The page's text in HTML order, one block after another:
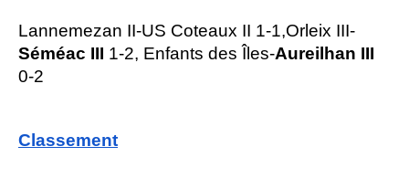
Lannemezan II-US Coteaux II 1-1,Orleix III-
Séméac III 1-2, Enfants des Îles-Aureilhan III
0-2
Classement